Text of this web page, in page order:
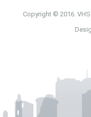
Copyright © 2016. VHS